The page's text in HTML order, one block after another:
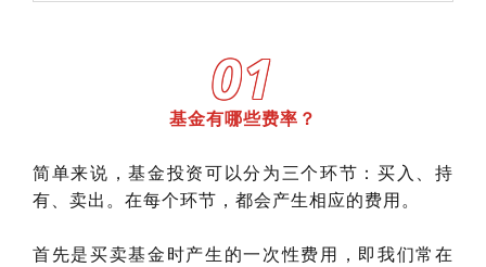
01
基金有哪些费率？
简单来说，基金投资可以分为三个环节：买入、持
有、卖出。在每个环节，都会产生相应的费用。
首先是买卖基金时产生的一次性费用，即我们常在